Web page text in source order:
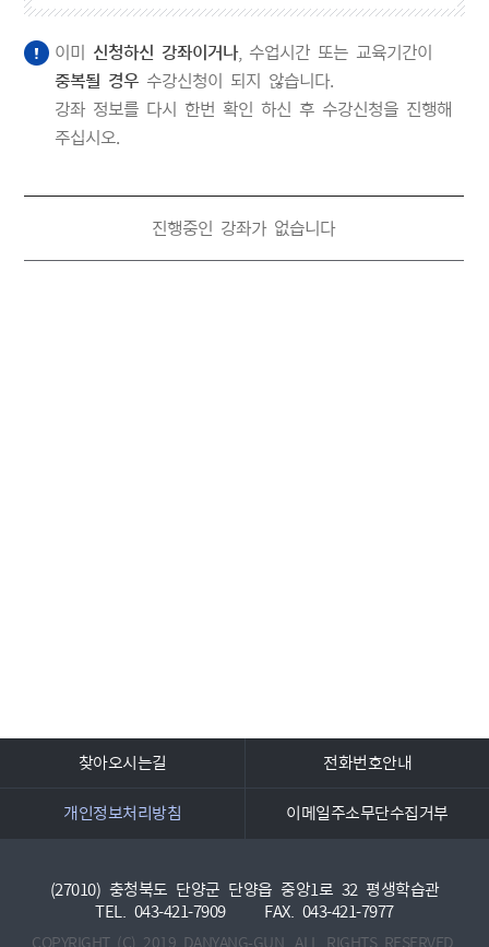
이미 신청하신 강좌이거나, 수업시간 또는 교육기간이
중복될 경우 수강신청이 되지 않습니다.
강좌 정보를 다시 한번 확인 하신 후 수강신청을 진행해
주십시오.
찾아오시는길 전화번호안내
개인정보처리방침 이메일주소무단수집거부
(27010) 충청북도 단양군 단양읍 중앙1로 32 평생학습관
TEL. 043-421-7909
FAX. 043-421-7977
COPYRIGHT (C) 2019 DANYANG-GUN. ALL RIGHTS RESERVED.